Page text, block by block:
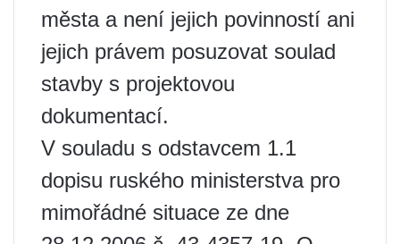
města a není jejich povinností ani
jejich právem posuzovat soulad
stavby s projektovou
dokumentací.
V souladu s odstavcem 1.1
dopisu ruského ministerstva pro
mimořádné situace ze dne